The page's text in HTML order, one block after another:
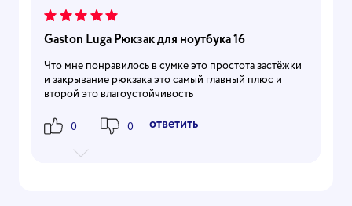
Gaston Luga Рюкзак для ноутбука 16
Что мне понравилось в сумке это простота застёжки
и закрывание рюкзака это самый главный плюс и
второй это влагоустойчивость
0 0 Ответить